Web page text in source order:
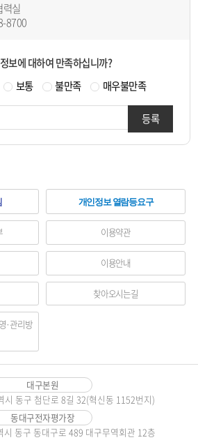
력실
8700
보에 대하여 만족하십니까?
보통 불만족 매우불만족
등록
개인정보 열람등요구
이용약관
이용안내
찾아오시는길
·관리방
대구본원
시 동구 첨단로 8길 32(혁신동 1152번지)
동대구전자평가장
시 동구 동대구로 489 대구무역회관 12층